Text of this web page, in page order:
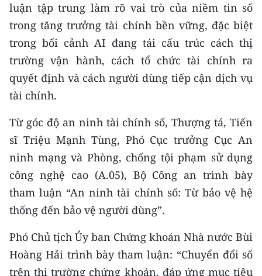
luận tập trung làm rõ vai trò của niềm tin số
trong tăng trưởng tài chính bền vững, đặc biệt
trong bối cảnh AI đang tái cấu trúc cách thị
trường vận hành, cách tổ chức tài chính ra
quyết định và cách người dùng tiếp cận dịch vụ
tài chính.
Từ góc độ an ninh tài chính số, Thượng tá, Tiến
sĩ Triệu Mạnh Tùng, Phó Cục trưởng Cục An
ninh mạng và Phòng, chống tội phạm sử dụng
công nghệ cao (A.05), Bộ Công an trình bày
tham luận “An ninh tài chính số: Từ bảo vệ hệ
thống đến bảo vệ người dùng”.
Phó Chủ tịch Ủy ban Chứng khoán Nhà nước Bùi
Hoàng Hải trình bày tham luận: “Chuyển đổi số
trên thị trường chứng khoán, đáp ứng mục tiêu